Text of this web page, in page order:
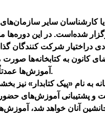
کارشناسان سایر سازمان‌های
شده‌است. در این دوره‌ها
به کتابخانه‌ها صورت
آموزش‌ها عمدتاً عملی است.
به نام «پیک کتابدار» نیز
آنان خواهد شد،